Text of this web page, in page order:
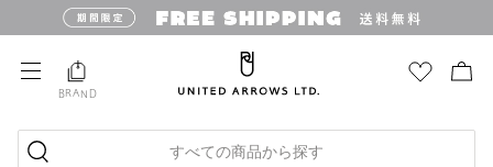
BRAND
すべての商品から探す